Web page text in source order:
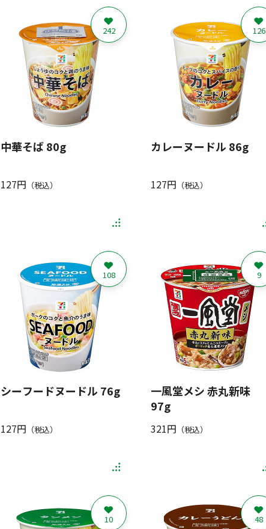
中華そば 80g
127円 （税込）
242
カレーヌードル 86g
127円 （税込）
126
シーフードヌードル 76g
127円 （税込）
108
一風堂メシ 赤丸新味
97g
321円 （税込）
9
10 48